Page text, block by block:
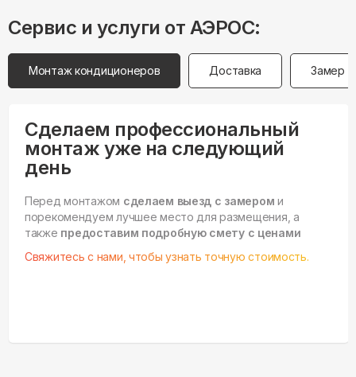
Сервис и услуги от АЭРОС:
Монтаж кондиционеров Доставка Замер
Сделаем профессиональный
монтаж уже на следующий
день
Перед монтажом сделаем выезд с замером и
порекомендуем лучшее место для размещения, а
также предоставим подробную смету с ценами
Свяжитесь с нами, чтобы узнать точную стоимость.